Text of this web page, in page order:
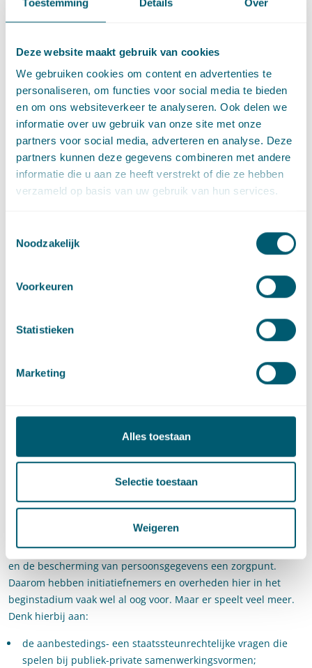
Deze website maakt gebruik van cookies
We gebruiken cookies om content en advertenties te
personaliseren, om functies voor social media te bieden
en om ons websiteverkeer te analyseren. Ook delen we
informatie over uw gebruik van onze site met onze
partners voor social media, adverteren en analyse. Deze
partners kunnen deze gegevens combineren met andere
informatie die u aan ze heeft verstrekt of die ze hebben
verzameld op basis van uw gebruik van hun services.
Noodzakelijk
Voorkeuren
Statistieken
Marketing
Alles toestaan
Selectie toestaan
Weigeren
City Strategie NL. Meer dan 40 vertegenwoordigers van
steden, 60 medewerkers van 40 bedrijven en 30
kan dragen aan het aanpakken van hedendaagse
maatschappelijke opgaven.
Everything as a service
Bij het bouwen van slimme steden staat individueel eigendom
steeds minder op de voorgrond. Zo wordt de transitie naar een
maatschappij die draait op collectieve, maatschappelijke
voorzieningen ingezet. Deze worden aangeboden als op de
kennisinstellingen en inwoners samen. Niet in een
De meest innovatieve initiatieven zijn daarom niet statisch,
maar juist adaptief en aan te passen aan de stand van de
opgave!
De bestaande initiatieven hebben met elkaar gemeen dat er
innovatieve concepten. Ze kenmerken zich echter ook door een
grote verscheidenheid. Dat heeft ook tot gevolg dat bij het
formuleren, realiseren en uitvoeren van een Smart City-
name tijdens het voortraject, andere juist weer tijdens de
ontwikkelingsfase of als het initiatief gerealiseerd is en echt
Voor veel potentiële ‘inwoners’ van de slimme stad zijn privacy
en de bescherming van persoonsgegevens een zorgpunt.
Daarom hebben initiatiefnemers en overheden hier in het
beginstadium vaak wel al oog voor. Maar er speelt veel meer.
Denk hierbij aan:
de aanbestedings- een staatssteunrechtelijke vragen die
spelen bij publiek-private samenwerkingsvormen;